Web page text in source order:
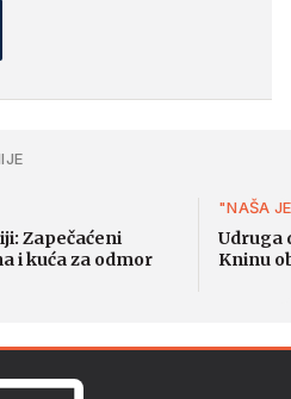
Zapečaćeni
i kuća za odmor
"NAŠA
Udruga
Kninu